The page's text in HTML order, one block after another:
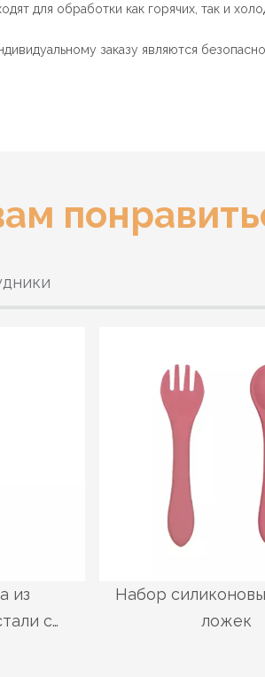
для обработки как горячих, так и
заказу являются
из
с
Набор
ложек